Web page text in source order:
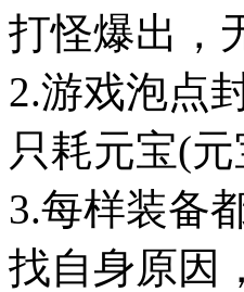
打怪爆出，
2.游戏泡点
只耗元宝(
3.每样装备
找自身原因